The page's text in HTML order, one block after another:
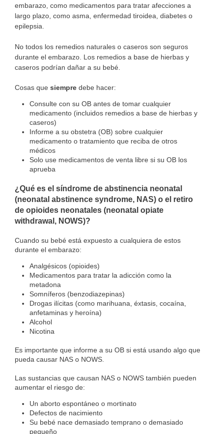
embarazo, como medicamentos para tratar afecciones a
largo plazo, como asma, enfermedad tiroidea, diabetes o
epilepsia.
No todos los remedios naturales o caseros son seguros
durante el embarazo. Los remedios a base de hierbas y
caseros podrían dañar a su bebé.
Cosas que siempre debe hacer:
Consulte con su OB antes de tomar cualquier
medicamento (incluidos remedios a base de hierbas y
caseros)
Informe a su obstetra (OB) sobre cualquier
medicamento o tratamiento que reciba de otros
médicos
Solo use medicamentos de venta libre si su OB los
aprueba
¿Qué es el síndrome de abstinencia neonatal
(neonatal abstinence syndrome, NAS) o el retiro
de opioides neonatales (neonatal opiate
withdrawal, NOWS)?
Cuando su bebé está expuesto a cualquiera de estos
durante el embarazo:
Analgésicos (opioides)
Medicamentos para tratar la adicción como la
metadona
Somníferos (benzodiazepinas)
Drogas ilícitas (como marihuana, éxtasis, cocaína,
anfetaminas y heroína)
Alcohol
Nicotina
Es importante que informe a su OB si está usando algo que
pueda causar NAS o NOWS.
Las sustancias que causan NAS o NOWS también pueden
aumentar el riesgo de:
Un aborto espontáneo o mortinato
Defectos de nacimiento
Su bebé nace demasiado temprano o demasiado
pequeño